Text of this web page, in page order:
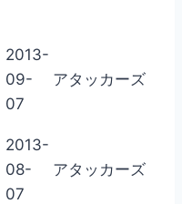
2013-
09-
07
アタッカーズ
2013-
08-
07
アタッカーズ